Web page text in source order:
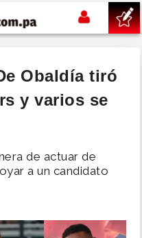
Obaldía tiró
y varios se
de actuar de
a un candidato